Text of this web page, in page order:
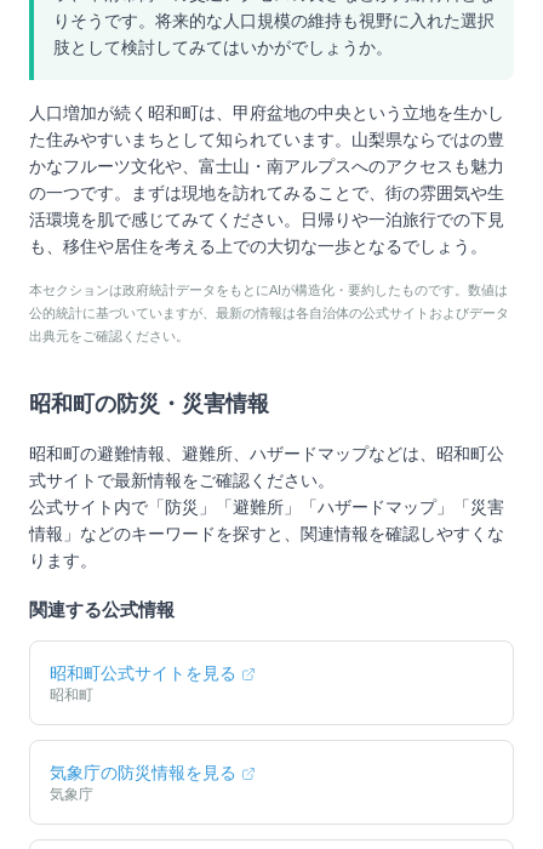
りそうです。将来的な人口規模の維持も視野に入れた選択
肢として検討してみてはいかがでしょうか。
人口増加が続く昭和町は、甲府盆地の中央という立地を生かし
た住みやすいまちとして知られています。山梨県ならではの豊
かなフルーツ文化や、富士山・南アルプスへのアクセスも魅力
の一つです。まずは現地を訪れてみることで、街の雰囲気や生
活環境を肌で感じてみてください。日帰りや一泊旅行での下見
も、移住や居住を考える上での大切な一歩となるでしょう。
本セクションは政府統計データをもとにAIが構造化・要約したものです。数値は
公的統計に基づいていますが、最新の情報は各自治体の公式サイトおよびデータ
出典元をご確認ください。
昭和町 の防災・災害情報
昭和町の避難情報、避難所、ハザードマップなどは、 昭和町公
式サイトで最新情報をご確認ください。
公式サイト内で「防災」「避難所」「ハザードマップ」「災害
情報」などのキーワードを探すと、関連情報を確認しやすくな
ります。
関連する公式情報
昭和町公式サイトを見る
昭和町
気象庁の防災情報を見る
気象庁